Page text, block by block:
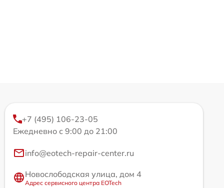
+7 (495) 106-23-05
Ежедневно с 9:00 до 21:00
info@eotech-repair-center.ru
Новослободская улица, дом 4
Адрес сервисного центра EOTech